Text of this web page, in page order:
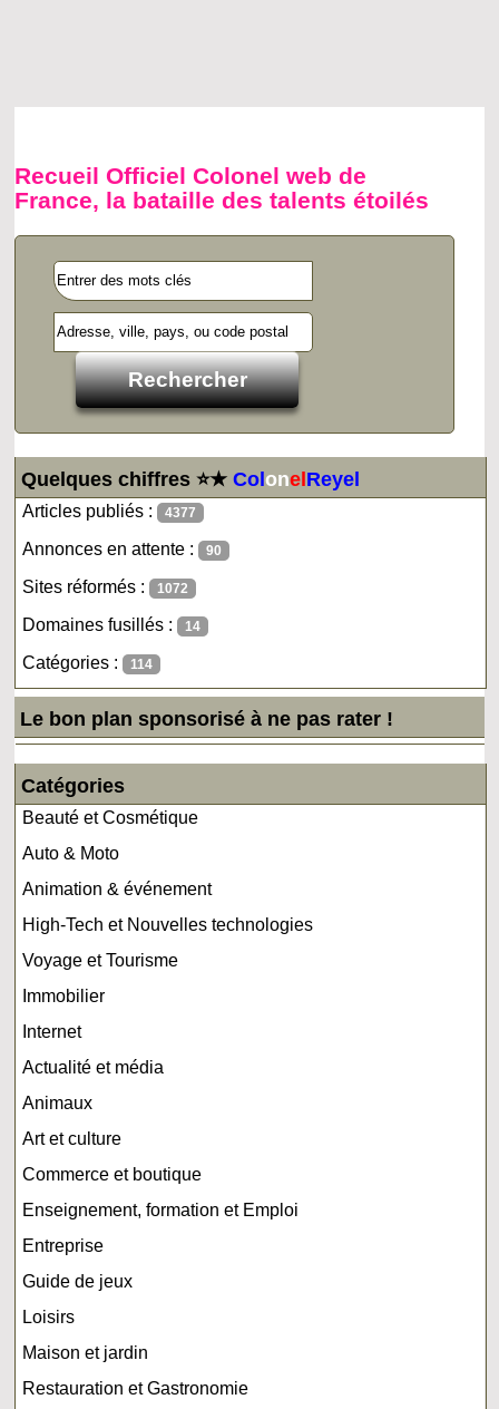
Recueil Officiel Colonel web de
France, la bataille des talents étoilés
Quelques chiffres ⭐★ColonelReyel
Articles publiés : 4377
Annonces en attente : 90
Sites réformés : 1072
Domaines fusillés : 14
Catégories : 114
Le bon plan sponsorisé à ne pas rater !
Catégories
Beauté et Cosmétique
Auto & Moto
Animation & événement
High-Tech et Nouvelles technologies
Voyage et Tourisme
Immobilier
Internet
Actualité et média
Animaux
Art et culture
Commerce et boutique
Enseignement, formation et Emploi
Entreprise
Guide de jeux
Loisirs
Maison et jardin
Restauration et Gastronomie